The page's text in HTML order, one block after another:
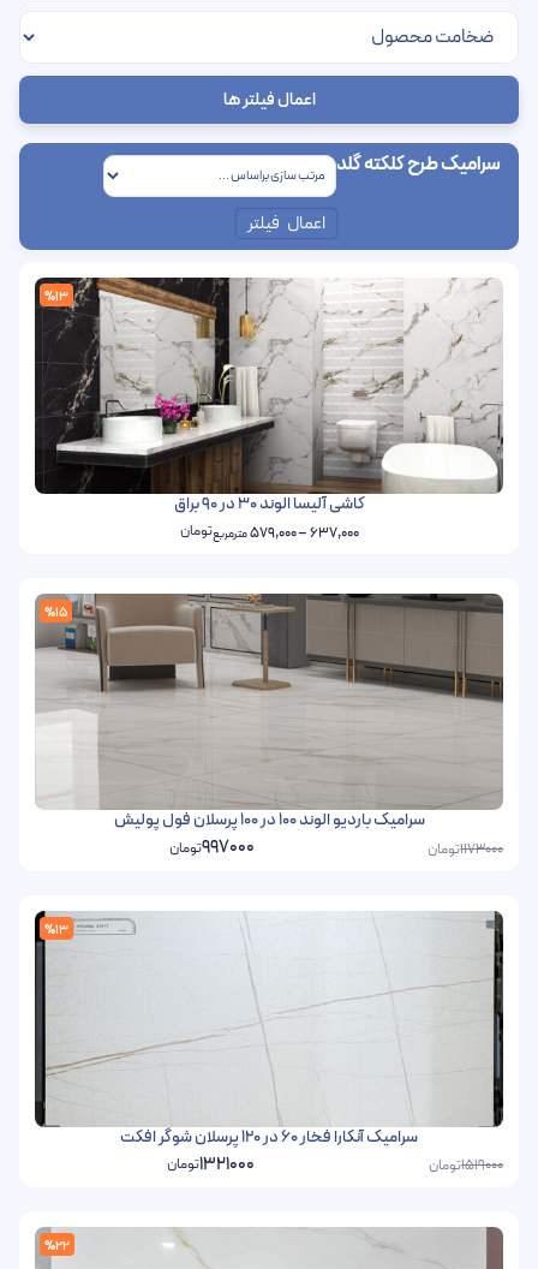
اعمال فیلتر ها
سرامیک طرح کلکته گلد
اعمال فیلتر
%13
کاشی آلیسا الوند 30 در 90 براق
637,000
–
579,000مترمربعتومان
%15
سرامیک باردیو الوند 100 در 100 پرسلان فول پولیش
1173000تومان 997000تومان
%13
سرامیک آنکارا فخار 60 در 120 پرسلان شوگر افکت
1519000تومان 1321000تومان
%22